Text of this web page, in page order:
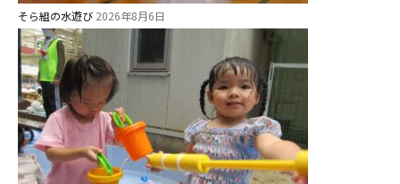
そら組の水遊び 2026年8月6日